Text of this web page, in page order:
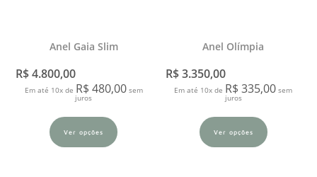
Anel Gaia Slim
R$4.800,00
Em até 10x de R$ 480,00sem
juros
Ver opções
Anel Olímpia
R$3.350,00
Em até 10x de R$ 335,00 sem
juros
Ver opções